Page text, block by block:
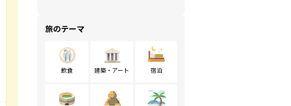
旅のテーマ
飲食 建築・アート 宿泊